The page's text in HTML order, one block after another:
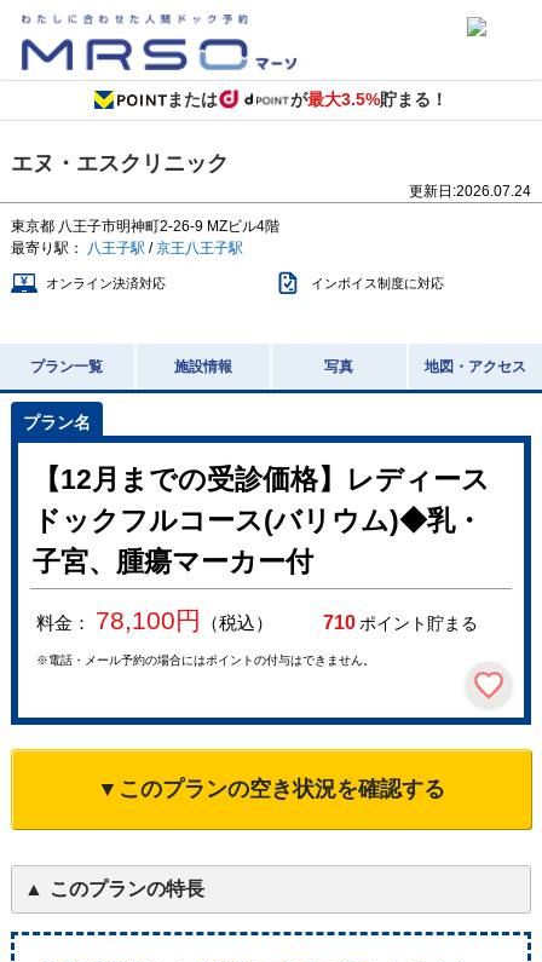
または が最大3.5%貯まる！
エヌ・エスクリニック
更新日:2026.07.24
東京都 八王子市明神町2-26-9 MZビル4階
最寄り駅： 八王子駅 /京王八王子駅
オンライン決済対応 インボイス制度に対応
プラン一覧 施設情報 写真 地図・アクセス
【12月までの受診価格】レディース
ドックフルコース(バリウム)◆乳・
子宮、腫瘍マーカー付
料金： 78,100円 （税込） 710ポイント貯まる
※電話・メール予約の場合にはポイントの付与はできません。
▼このプランの空き状況を確認する
このプランの特長